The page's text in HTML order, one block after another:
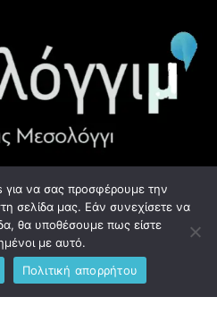
LINK
- GDPR
302 00
για να σας προσφέρουμε την
σελίδα μας. Εάν συνεχίσετε να
θα υποθέσουμε πως είστε
με αυτό.
Πολιτική απορρήτου